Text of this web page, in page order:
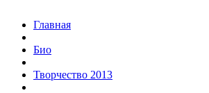
Главная
Био
Творчество 2013